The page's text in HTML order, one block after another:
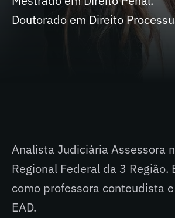
Doutorado em Direito
Analista Judiciária Assessora
Regional Federal da 3 Região.
como professora conteudista
EAD.